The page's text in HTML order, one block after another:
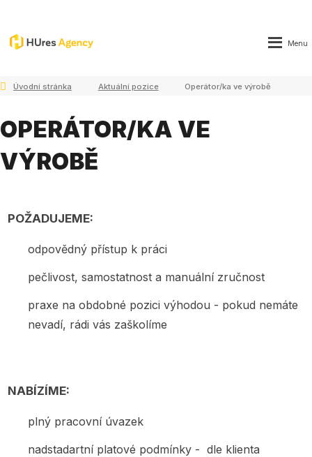
Úvodní stránka Aktuální pozice Operátor/ka ve výrobě
OPERÁTOR/KA VE
VÝROBĚ
POŽADUJEME:
odpovědný přístup k práci
pečlivost, samostatnost a manuální zručnost
praxe na obdobné pozici výhodou - pokud nemáte
nevadí, rádi vás zaškolíme
NABÍZÍME:
plný pracovní úvazek
nadstadartní platové podmínky - dle klienta